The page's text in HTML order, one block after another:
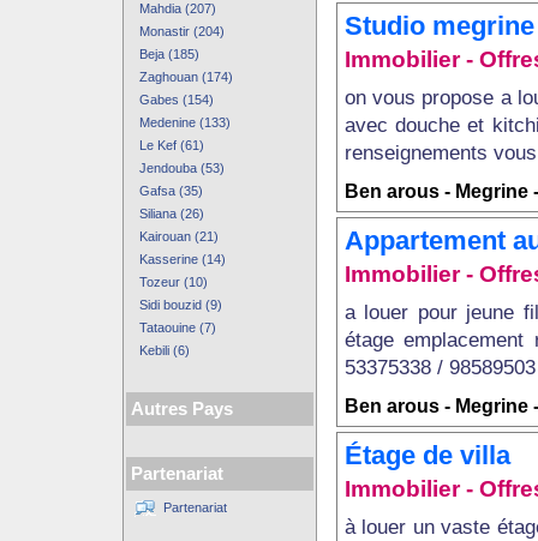
Mahdia (207)
Monastir (204)
Beja (185)
Zaghouan (174)
Gabes (154)
Medenine (133)
Le Kef (61)
Jendouba (53)
Gafsa (35)
Siliana (26)
Kairouan (21)
Kasserine (14)
Tozeur (10)
Sidi bouzid (9)
Tataouine (7)
Kebili (6)
Autres Pays
Partenariat
Partenariat
Studio
Immobilier -
on vous propose a
avec douche et
renseignements
Ben arous - Megrine
Appartement
Immobilier -
a louer pour jeune
étage
53375338 /
Ben arous - Megrine
Étage de villa
Immobilier -
à louer un vaste